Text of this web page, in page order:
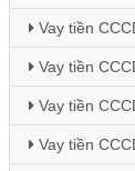
Vay tiền
Vay tiền
Vay tiền
Vay tiền